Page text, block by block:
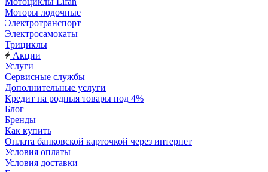
Моторы лодочные
Электротранспорт
Электросамокаты
Трициклы
Акции
Услуги
Сервисные службы
Дополнительные услуги
Кредит на родныя товары под 4%
Блог
Бренды
Как купить
Оплата банковской карточкой через интернет
Условия оплаты
Условия доставки